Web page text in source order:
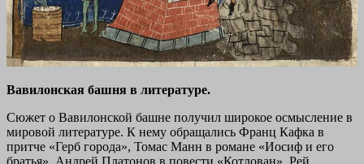
Вавилонская башня в литературе.
Сюжет о Вавилонской башне получил широкое осмысление в
мировой литературе. К нему обращались Франц Кафка в
притче «Герб города», Томас Манн в романе «Иосиф и его